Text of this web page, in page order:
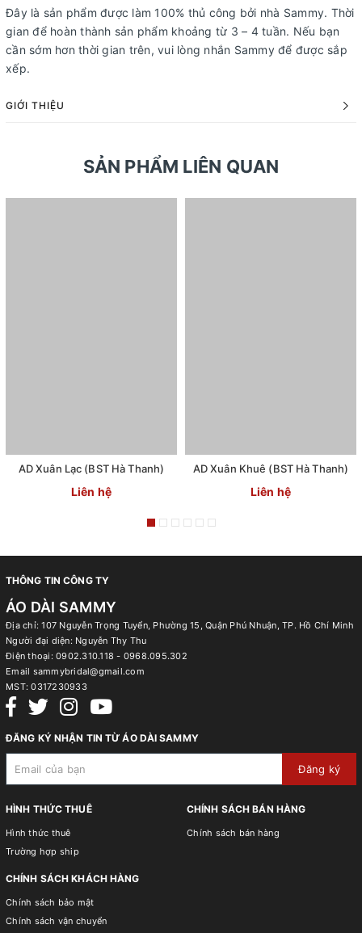
Đây là sản phẩm được làm 100% thủ công bởi nhà Sammy. Thời
gian để hoàn thành sản phẩm khoảng từ 3 – 4 tuần. Nếu bạn
cần sớm hơn thời gian trên, vui lòng nhắn Sammy để được sắp
xếp.
GIỚI THIỆU
SẢN PHẨM LIÊN QUAN
AD Xuân Lạc (BST Hà Thanh)
Liên hệ
AD Xuân Khuê (BST Hà Thanh)
Liên hệ
THÔNG TIN CÔNG TY
ÁO DÀI SAMMY
Địa chỉ: 107 Nguyễn Trọng Tuyển, Phường 15, Quận Phú Nhuận, TP. Hồ Chí Minh
Người đại diện: Nguyễn Thy Thu
Điện thoại: 0902.310.118 - 0968.095.302
Email sammybridal@gmail.com
MST:0317230933
ĐĂNG KÝ NHẬN TIN TỪ ÁO DÀI SAMMY
Đăng ký
HÌNH THỨC THUÊ
Hình thức thuê
Trường hợp ship
CHÍNH SÁCH BÁN HÀNG
Chính sách bán hàng
CHÍNH SÁCH KHÁCH HÀNG
Chính sách bảo mật
Chính sách vận chuyển